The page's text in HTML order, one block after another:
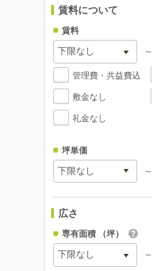
賃料について
賃料
～
管理費・共益費込
敷金なし
礼金なし
坪単価
～
広さ
専有面積 （坪）
～